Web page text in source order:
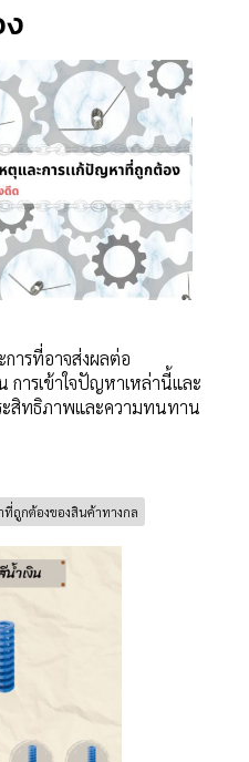
ารที่อาจส่งผลต่อ
การเข้าใจปัญหาเหล่านี้และ
ะสิทธิภาพและความทนทาน
ถูกต้องของสินค้าทางกล